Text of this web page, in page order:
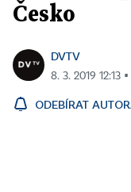
Česko
DVTV
8. 3. 2019 12:13
ODEBÍRAT